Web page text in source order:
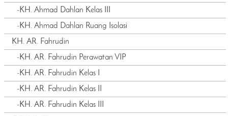
-KH. Ahmad Dahlan Kelas III
-KH. Ahmad Dahlan Ruang Isolasi
KH. AR. Fahrudin
-KH. AR. Fahrudin Perawatan VIP
-KH. AR. Fahrudin Kelas I
-KH. AR. Fahrudin Kelas II
-KH. AR. Fahrudin Kelas III